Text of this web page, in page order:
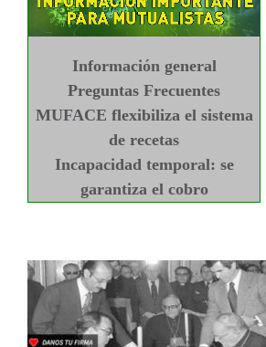
Información general
Preguntas Frecuentes
MUFACE flexibiliza el sistema
de recetas
Incapacidad temporal: se
garantiza el cobro